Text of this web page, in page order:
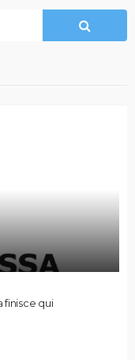
finisce qui